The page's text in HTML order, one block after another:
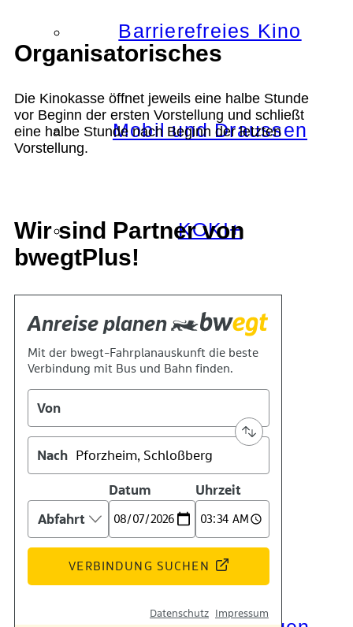
Barrierefreies Kino
Mobil und Draussen
KOKI+
Kontakt
Kino
Das Team
Organisatorisches
Die Kinokasse öffnet jeweils eine halbe Stunde
vor Beginn der ersten Vorstellung und schließt
eine halbe Stunde nach Beginn der letzten
Vorstellung.
Wir sind Partner von
bwegtPlus!